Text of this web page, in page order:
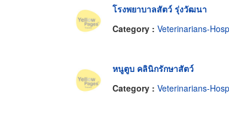
โรงพยาบาลสัตว์ รุ่งวัฒนา
Category : Veterinarians-
หนูตูบ คลินิกรักษาสัตว์
Category : Veterinarians-